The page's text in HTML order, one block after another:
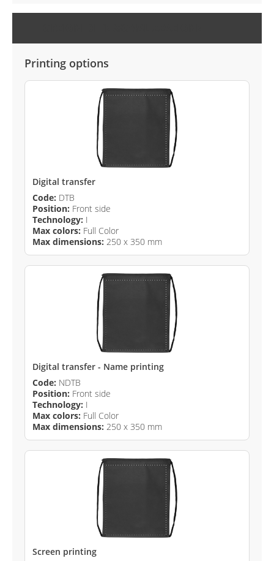
Printing options
Digital transfer
Code: DTB
Position: Front side
Technology: I
Max colors: Full Color
Max dimensions: 250 x 350 mm
Digital transfer - Name printing
Code: NDTB
Position: Front side
Technology: I
Max colors: Full Color
Max dimensions: 250 x 350 mm
Screen printing